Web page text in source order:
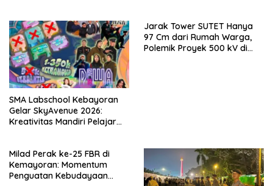
SMA Labschool Kebayoran
Gelar SkyAvenue 2026:
Kreativitas Mandiri Pelajar
Jarak Tower SUTET Hanya
97 Cm dari Rumah Warga,
Polemik Proyek 500 kV di
Milad Perak ke-25 FBR di
Kemayoran: Momentum
Penguatan Kebudayaan